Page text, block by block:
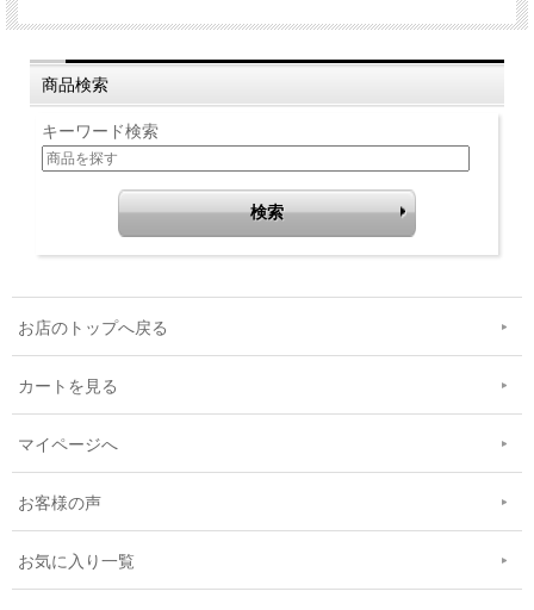
商品検索
キーワード検索
お店のトップへ戻る
カートを見る
マイページへ
お客様の声
お気に入り一覧